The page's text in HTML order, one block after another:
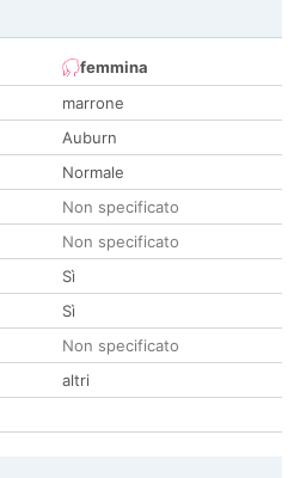
femmina
marrone
Auburn
Normale
Non specificato
Non specificato
Sì
Sì
Non specificato
altri